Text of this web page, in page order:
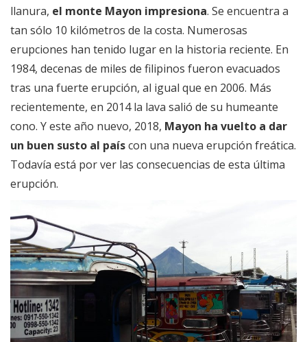
llanura, el monte Mayon impresiona. Se encuentra a
tan sólo 10 kilómetros de la costa. Numerosas
erupciones han tenido lugar en la historia reciente. En
1984, decenas de miles de filipinos fueron evacuados
tras una fuerte erupción, al igual que en 2006. Más
recientemente, en 2014 la lava salió de su humeante
cono. Y este año nuevo, 2018, Mayon ha vuelto a dar
un buen susto al paíscon una nueva erupción freática.
Todavía está por ver las consecuencias de esta última
erupción.